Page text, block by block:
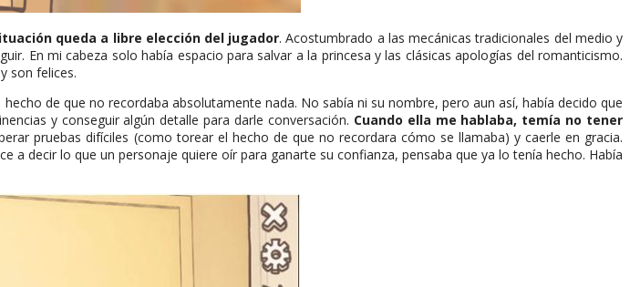
queda a libre elección del jugador. Acostumbrado a las mecánicas tradicionales del medio y
En mi cabeza solo había espacio para salvar a la princesa y las clásicas apologías del romanticismo.
son felices.
de que no recordaba absolutamente nada. No sabía ni su nombre, pero aun así, había decido que
y conseguir algún detalle para darle conversación. Cuando ella me hablaba, temía no tener
pruebas difíciles (como torear el hecho de que no recordara cómo se llamaba) y caerle en gracia.
decir lo que un personaje quiere oír para ganarte su confianza, pensaba que ya lo tenía hecho. Había